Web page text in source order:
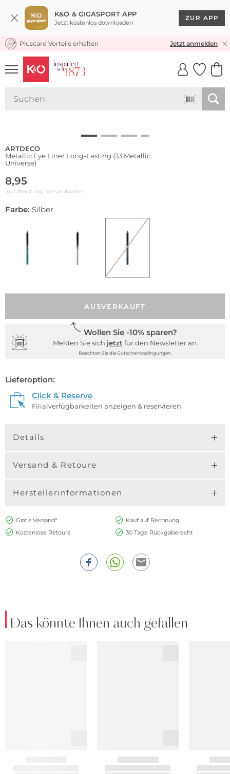
K&Ö & GIGASPORT APP
Jetzt kostenlos downloaden
ZUR APP
KOSTENLOSER VERSAND* & RÜCKVERSAND
Pluscard Vorteile erhalten Jetzt anmelden
UNSERE APP
CLICK &
Wasserfest
ARTDECO
Metallic Eye Liner Long-Lasting (33 Metallic
Universe)
8,95
inkl. Mwst zzgl. Versandkosten
Farbe: Silber
AUSVERKAUFT
Wollen Sie -10% sparen?
Melden Sie sich jetzt für den Newsletter an.
Beachten Sie die Gutscheinbedingungen.
Lieferoption:
Click & Reserve
Filialverfügbarkeiten anzeigen & reservieren
Details
Versand & Retoure
Herstellerinformationen
Gratis Versand*
Kauf auf Rechnung
Kostenlose Retoure
30 Tage Rückgaberecht
Das könnte Ihnen auch gefallen